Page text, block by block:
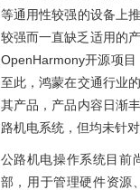
等通用性较强的设备上
较强而一直缺乏适用的
OpenHarmony开源项目
至此，鸿蒙在交通行业
其产品，产品内容日渐
路机电系统，但均未针
公路机电操作系统目前
部，用于管理硬件资源